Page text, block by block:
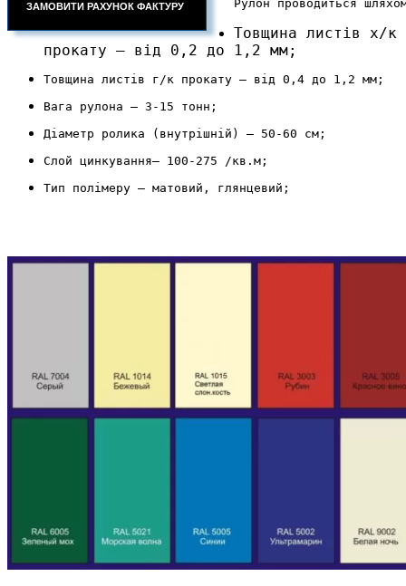
Рулон проводиться
Товщина листів х/к
прокату – від 0,2 до 1,2 мм;
Товщина листів г/к прокату – від 0,4 до 1,2 мм;
Вага рулона – 3-15 тонн;
Діаметр ролика (внутрішній) – 50-60 см;
Слой цинкування– 100-275 /кв.м;
Тип полімеру – матовий, глянцевий;